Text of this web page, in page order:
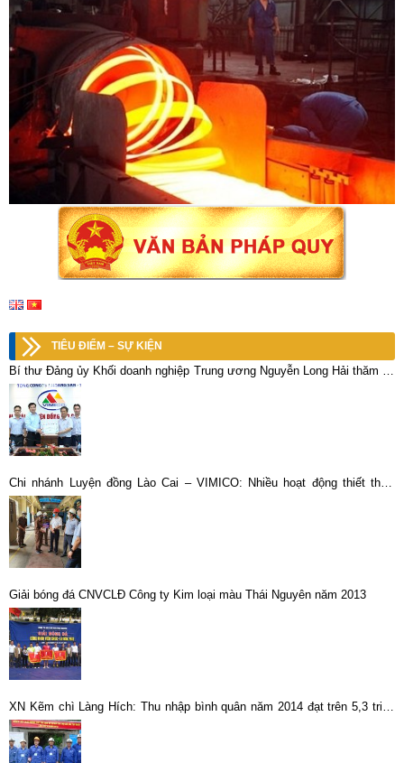
TIÊU ĐIỂM – SỰ KIỆN
Bí thư Đảng ủy Khối doanh nghiệp Trung ương Nguyễn Long Hải thăm và
làm việc tại Chi nhánh Luyện đồng Lào Cai -Vimico
Chi nhánh Luyện đồng Lào Cai – VIMICO: Nhiều hoạt động thiết thực
trong tháng công nhân 2021
Giải bóng đá CNVCLĐ Công ty Kim loại màu Thái Nguyên năm 2013
XN Kẽm chì Làng Hích: Thu nhập bình quân năm 2014 đạt trên 5,3 triệu
đồng/người/tháng